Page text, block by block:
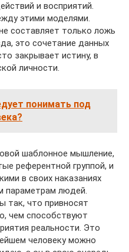
и восприятий.
этими моделями.
составляет только ложь
это сочетание данных
закрывает истину, в
личности.
понимать под
шаблонное мышление,
референтной группой, и
в своих наказаниях
параметрам людей.
так, что привносят
чем способствуют
реальности. Это
человеку можно